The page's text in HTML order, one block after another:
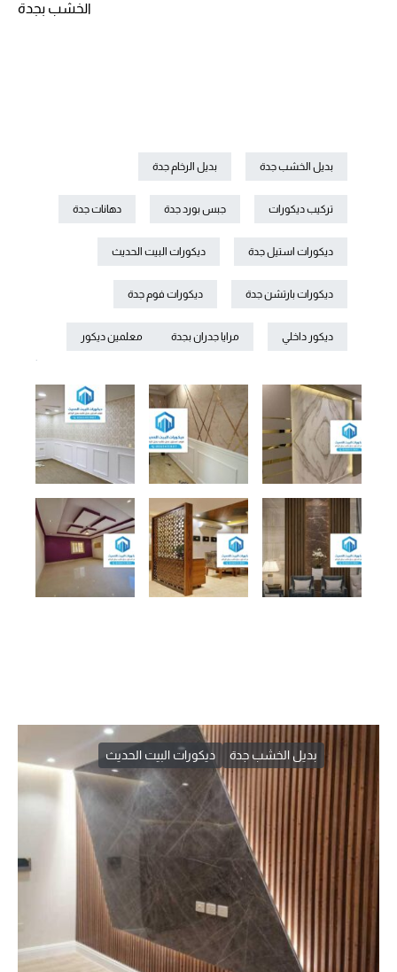
الخشب بجدة
بديل الخشب جدة بديل الرخام جدة
تركيب ديكورات جبس بورد جدة دهانات جدة
ديكورات استيل جدة ديكورات البيت الحديث
ديكورات بارتشن جدة ديكورات فوم جدة
ديكور داخلي مرايا جدران بجدة
معلمين ديكور
.
بديل الخشب جدة ديكورات البيت الحديث